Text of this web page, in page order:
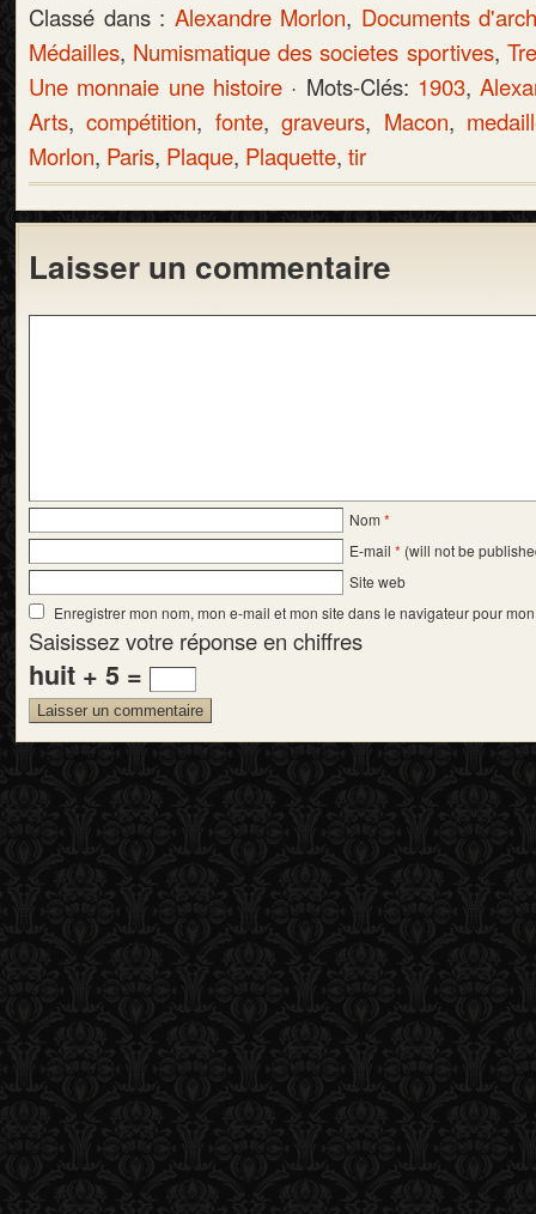
Classé dans : Alexandre Morlon, Documents
Médailles, Numismatique des societes sportives,
Une monnaie une histoire · Mots-Clés: 1903,
Arts,compétition, fonte,graveurs, Macon,
Morlon, Paris, Plaque, Plaquette, tir
Laisser un commentaire
Nom *
E-mail * (will not be
Site web
Enregistrer mon nom, mon e-mail et mon site dans le navigateur pour
Saisissez votre réponse en chiffres
huit + 5 =